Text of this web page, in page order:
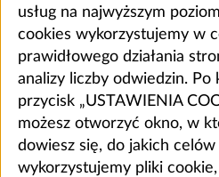
usług na najwyższym
cookies wykorzystujemy w
prawidłowego działania
analizy liczby odwiedzin. Po
przycisk „USTAWIENIA
możesz otworzyć okno, w
dowiesz się, do jakich celów
wykorzystujemy pliki cookie,